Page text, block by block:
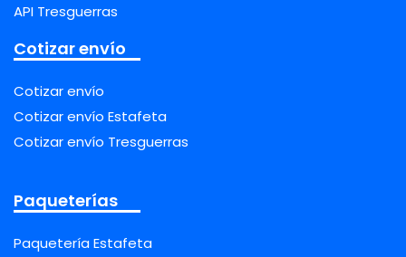
API Tresguerras
Cotizar envío
Cotizar envío
Cotizar envío Estafeta
Cotizar envío Tresguerras
Paqueterías
Paquetería Estafeta